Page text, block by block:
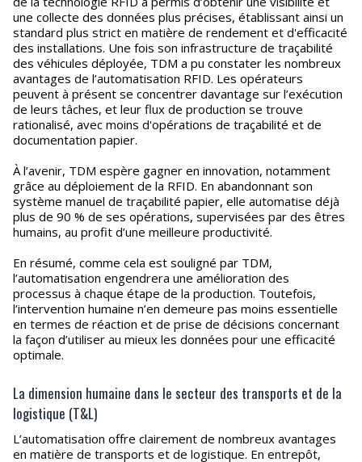
une collecte des données plus précises, établissant ainsi un
standard plus strict en matière de rendement et d'efficacité
des installations. Une fois son infrastructure de traçabilité
des véhicules déployée, TDM a pu constater les nombreux
avantages de l’automatisation RFID. Les opérateurs
peuvent à présent se concentrer davantage sur l’exécution
de leurs tâches, et leur flux de production se trouve
rationalisé, avec moins d'opérations de traçabilité et de
documentation papier.
À l’avenir, TDM espère gagner en innovation, notamment
grâce au déploiement de la RFID. En abandonnant son
système manuel de traçabilité papier, elle automatise déjà
plus de 90 % de ses opérations, supervisées par des êtres
humains, au profit d’une meilleure productivité.
En résumé, comme cela est souligné par TDM,
l’automatisation engendrera une amélioration des
processus à chaque étape de la production. Toutefois,
l’intervention humaine n’en demeure pas moins essentielle
en termes de réaction et de prise de décisions concernant
la façon d’utiliser au mieux les données pour une efficacité
optimale.
La dimension humaine dans le secteur des transports et de la
logistique (T&L)
L’automatisation offre clairement de nombreux avantages
en matière de transports et de logistique. En entrepôt,